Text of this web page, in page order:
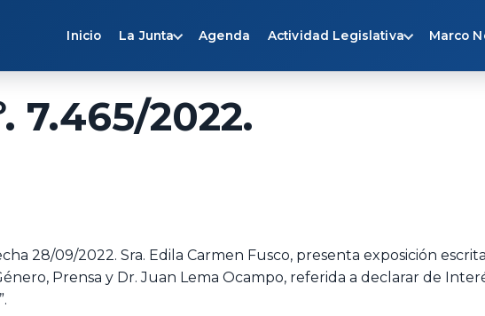
Inicio La Junta Agenda Actividad Legislativa Marco
7.465/2022.
28/09/2022. Sra. Edila Carmen Fusco, presenta exposición
Prensa y Dr. Juan Lema Ocampo, referida a declarar de